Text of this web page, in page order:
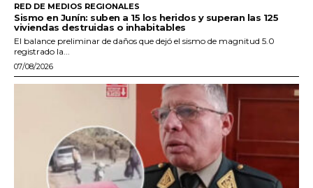
RED DE MEDIOS REGIONALES
Sismo en Junín: suben a 15 los heridos y superan las 125
viviendas destruidas o inhabitables
El balance preliminar de daños que dejó el sismo de magnitud 5.0
registrado la...
07/08/2026